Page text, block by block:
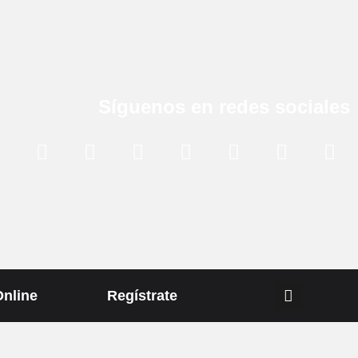
Regístrate